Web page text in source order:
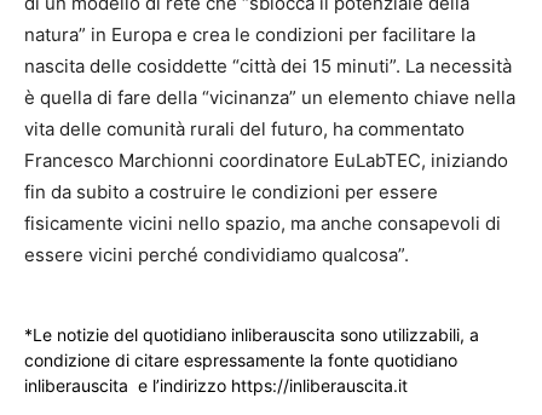
natura” in Europa e crea le condizioni per facilitare la
nascita delle cosiddette “città dei 15 minuti”. La necessità
è quella di fare della “vicinanza” un elemento chiave nella
vita delle comunità rurali del futuro, ha commentato
Francesco Marchionni coordinatore EuLabTEC, iniziando
fin da subito a costruire le condizioni per essere
fisicamente vicini nello spazio, ma anche consapevoli di
essere vicini perché condividiamo qualcosa”.
*Le notizie del quotidiano inliberauscita sono utilizzabili, a
condizione di citare espressamente la fonte quotidiano
inliberauscita e l’indirizzo https://inliberauscita.it